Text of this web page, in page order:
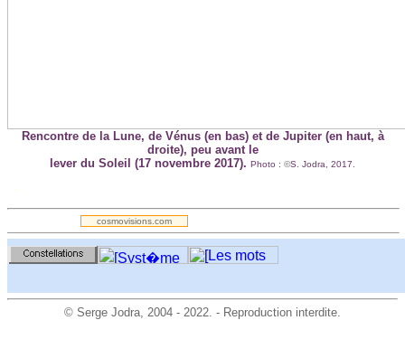
Rencontre de la Lune, de Vénus (en bas) et de Jupiter (en haut, à
droite), peu avant le
lever du Soleil (17 novembre 2017). Photo : ©S. Jodra , 2017.
.
cosmovisions.com
© Serge Jodra, 2004 - 2022. - Reproduction interdite.